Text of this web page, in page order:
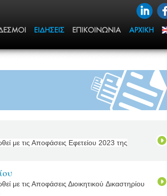
με τις Αποφάσεις Εφετείου 2023 της
με τις Αποφάσεις Διοικητικού Δικαστηρίου